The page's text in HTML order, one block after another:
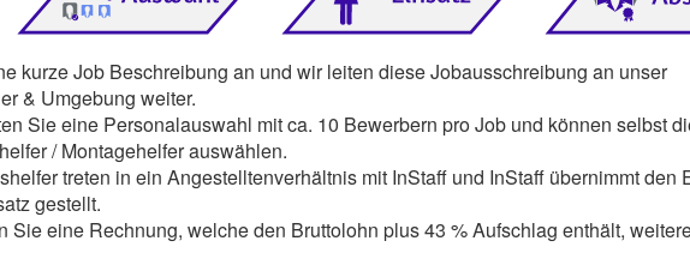
kurze Job Beschreibung an und wir leiten diese Jobausschreibung an unser
& Umgebung weiter.
Sie eine Personalauswahl mit ca. 10 Bewerbern pro Job und können selbst
/ Montagehelfer auswählen.
treten in ein Angestelltenverhältnis mit InStaff und InStaff übernimmt den
gestellt.
Sie eine Rechnung, welche den Bruttolohn plus 43 % Aufschlag enthält,